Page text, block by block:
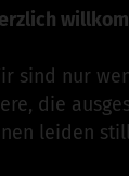
sind nur
die
leiden